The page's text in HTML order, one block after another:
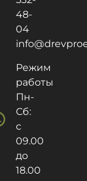
48-
04
Режим
работы
Пн-
Сб:
с
09.00
до
18.00